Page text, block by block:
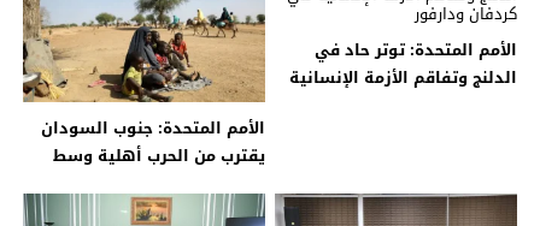
الأمم المتحدة: توتر حاد في
الدلنج وتفاقم الأزمة الإنسانية
الأمم المتحدة: جنوب السودان
يقترب من الحرب أهلية وسط